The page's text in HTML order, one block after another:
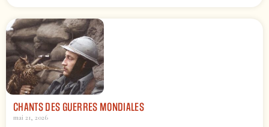
CHANTS DES GUERRES MONDIALES
mai 21, 2026